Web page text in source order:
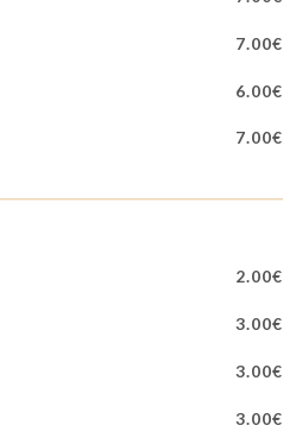
7.00€
6.00€
7.00€
2.00€
3.00€
3.00€
3.00€